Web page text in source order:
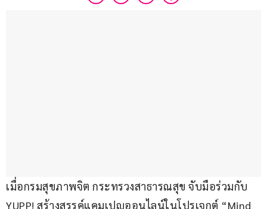
เมื่อกรมสุขภาพจิต กระทรวงสาธารณสุข จับมือร่วมกับ
YUPP! สร้างสรรค์แคมเปญออนไลน์ในโปรเจกต์ “Mind